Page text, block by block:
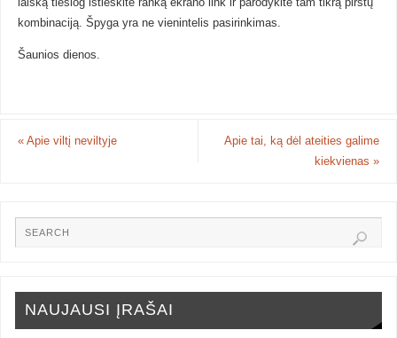
laišką tiesiog ištieskite ranką ekrano link ir parodykite tam tikrą pirštų
kombinaciją. Špyga yra ne vienintelis pasirinkimas.
Šaunios dienos.
«Apie viltį neviltyje
Apie tai, ką dėl ateities galime
kiekvienas»
NAUJAUSI ĮRAŠAI